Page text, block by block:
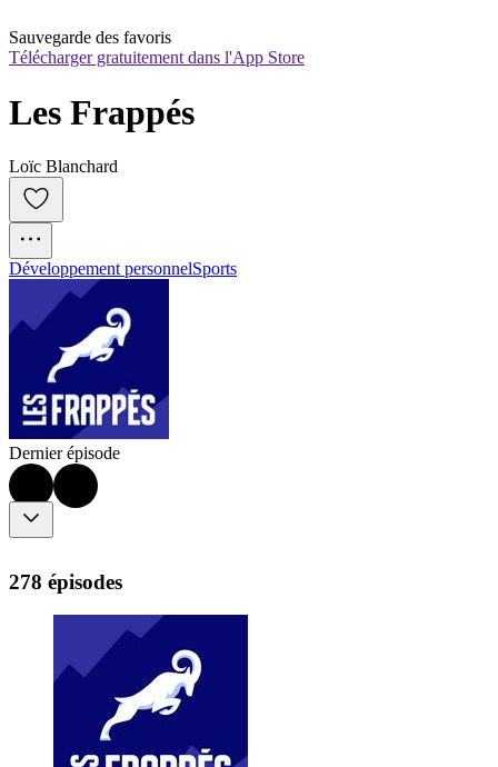
Sauvegarde des favoris
Télécharger gratuitement dans l'App Store
Les Frappés
Loïc Blanchard
Développement personnelSports
Dernier épisode
278 épisodes